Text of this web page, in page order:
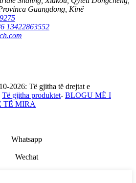
Guangdong, Kinë
13422863552
2026: Të gjitha të drejtat e
Të gjitha produktet- BLOGU MË I
TË MIRA
Whatsapp
Wechat